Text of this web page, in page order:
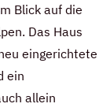
Blick auf die
Das Haus
eingerichtete
ein
allein